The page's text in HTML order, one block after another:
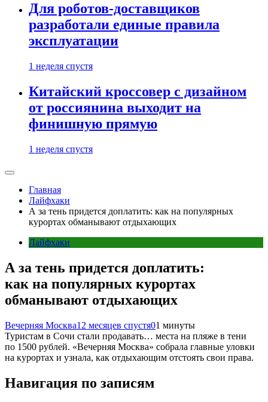
Для роботов-доставщиков
разработали единые правила
эксплуатации
1 неделя спустя
Китайский кроссовер с дизайном
от россиянина выходит на
финишную прямую
1 неделя спустя
Главная
Лайфхаки
А за тень придется доплатить: как на популярных
курортах обманывают отдыхающих
Лайфхаки
А за тень придется доплатить:
как на популярных курортах
обманывают отдыхающих
Вечерняя Москва12 месяцев спустя01 минуты
Туристам в Сочи стали продавать… места на пляже в тени
по 1500 рублей. «Вечерняя Москва» собрала главные уловки
на курортах и узнала, как отдыхающим отстоять свои права.
Навигация по записям